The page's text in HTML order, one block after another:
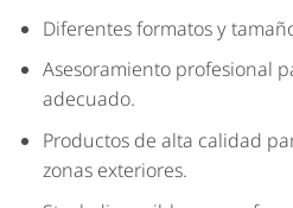
Diferentes formatos y
Asesoramiento profesional
adecuado.
Productos de alta calidad
zonas exteriores.